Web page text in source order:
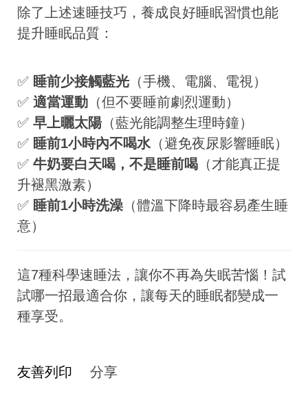
除了上述速睡技巧，養成良好睡眠習慣也能
提升睡眠品質：
✅ 睡前少接觸藍光 （手機、電腦、電視）
✅ 適當運動 （但不要睡前劇烈運動）
✅ 早上曬太陽 （藍光能調整生理時鐘）
✅ 睡前1小時內不喝水（避免夜尿影響睡眠）
✅ 牛奶要白天喝，不是睡前喝 （才能真正提
升褪黑激素）
✅ 睡前1小時洗澡 （體溫下降時最容易產生睡
意）
這7種科學速睡法，讓你不再為失眠苦惱！試
試哪一招最適合你，讓每天的睡眠都變成一
種享受。
友善列印 分享